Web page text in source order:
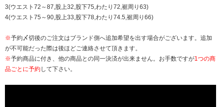
3(ウエスト72～87,股上32,股下75,わたり72,裾周り63)
4(ウエスト75～90,股上33,股下78,わたり74.5,裾周り66)
※予約〆切後のご注文はブランド側へ追加希望を出す場合がございます。追加
が不可能だった際は後ほどご連絡させて頂きます。
※予約商品に付き、他の商品との同一決済が出来ません。お手数ですが1つの商
品ごとに予約して下さい。